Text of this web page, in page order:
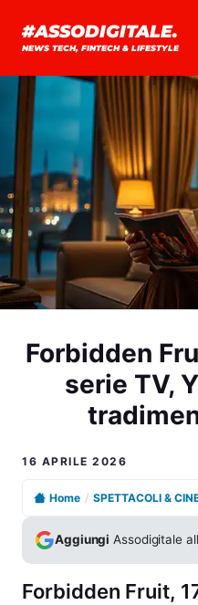
#ASSODIGITALE.
NEWS TECH, FINTECH & LIFESTYLE
Forbidden
serie TV,
16 APRILE 2026
Home / SPETTACOLI &
Aggiungi Assodigitale
Forbidden Fruit,